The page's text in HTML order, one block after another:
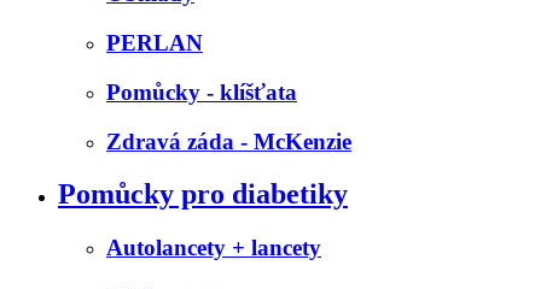
PERLAN
Pomůcky - klíšťata
Zdravá záda - McKenzie
Pomůcky pro diabetiky
Autolancety + lancety